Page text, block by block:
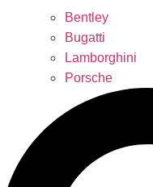
Bentley
Bugatti
Lamborghini
Porsche